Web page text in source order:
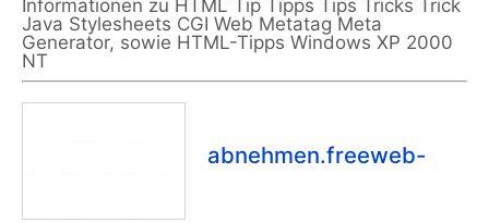
Informationen zu HTML Tip Tipps Tips Tricks Trick
Java Stylesheets CGI Web Metatag Meta
Generator, sowie HTML-Tipps Windows XP 2000
NT
abnehmen.freeweb-